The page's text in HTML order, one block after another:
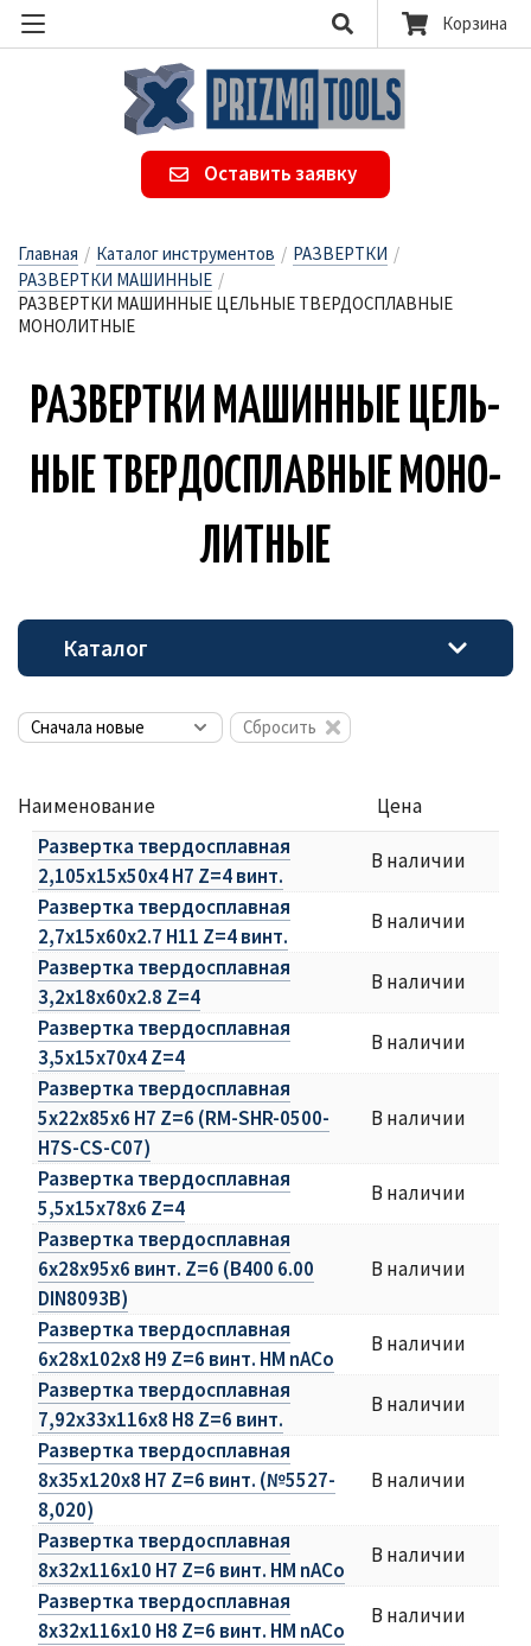
Корзина
Оставить заявку
Главная / Каталог инструментов / РАЗВЕРТКИ /
РАЗВЕРТКИ МАШИННЫЕ /
РАЗВЕРТКИ МАШИННЫЕ ЦЕЛЬНЫЕ ТВЕРДОСПЛАВНЫЕ
МОНОЛИТНЫЕ
РАЗ­ВЕР­ТКИ МА­ШИН­НЫЕ ЦЕЛЬ­
НЫЕ ТВЕР­ДОС­ПЛАВ­НЫЕ МО­НО­
ЛИТ­НЫЕ
Каталог
Сбросить
Наименование
Цена
Развертка твердосплавная
2,105х15х50х4 H7 Z=4 винт.
В наличии
Развертка твердосплавная
2,7х15х60х2.7 H11 Z=4 винт.
В наличии
Развертка твердосплавная
3,2х18х60х2.8 Z=4
В наличии
Развертка твердосплавная
3,5х15х70х4 Z=4
В наличии
Развертка твердосплавная
5х22х85х6 H7 Z=6 (RM-SHR-0500-
H7S-CS-C07)
В наличии
Развертка твердосплавная
5,5х15х78х6 Z=4
В наличии
Развертка твердосплавная
6х28х95х6 винт. Z=6 (B400 6.00
DIN8093B)
В наличии
Развертка твердосплавная
6х28х102х8 H9 Z=6 винт. HM nACo
В наличии
Развертка твердосплавная
7,92х33х116х8 H8 Z=6 винт.
В наличии
Развертка твердосплавная
8х35х120х8 H7 Z=6 винт. (№5527-
8,020)
В наличии
Развертка твердосплавная
8х32х116х10 H7 Z=6 винт. HM nACo
В наличии
Развертка твердосплавная
8х32х116х10 H8 Z=6 винт. HM nACo
В наличии